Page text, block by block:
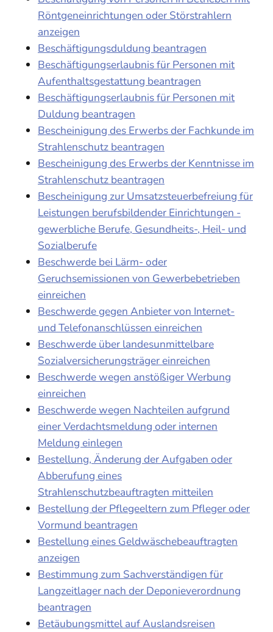
Röntgeneinrichtungen oder Störstrahlern
anzeigen
Beschäftigungsduldung beantragen
Beschäftigungserlaubnis für Personen mit
Aufenthaltsgestattung beantragen
Beschäftigungserlaubnis für Personen mit
Duldung beantragen
Bescheinigung des Erwerbs der Fachkunde im
Strahlenschutz beantragen
Bescheinigung des Erwerbs der Kenntnisse im
Strahlenschutz beantragen
Bescheinigung zur Umsatzsteuerbefreiung für
Leistungen berufsbildender Einrichtungen -
gewerbliche Berufe, Gesundheits-, Heil- und
Sozialberufe
Beschwerde bei Lärm- oder
Geruchsemissionen von Gewerbebetrieben
einreichen
Beschwerde gegen Anbieter von Internet-
und Telefonanschlüssen einreichen
Beschwerde über landesunmittelbare
Sozialversicherungsträger einreichen
Beschwerde wegen anstößiger Werbung
einreichen
Beschwerde wegen Nachteilen aufgrund
einer Verdachtsmeldung oder internen
Meldung einlegen
Bestellung, Änderung der Aufgaben oder
Abberufung eines
Strahlenschutzbeauftragten mitteilen
Bestellung der Pflegeeltern zum Pfleger oder
Vormund beantragen
Bestellung eines Geldwäschebeauftragten
anzeigen
Bestimmung zum Sachverständigen für
Langzeitlager nach der Deponieverordnung
beantragen
Betäubungsmittel auf Auslandsreisen